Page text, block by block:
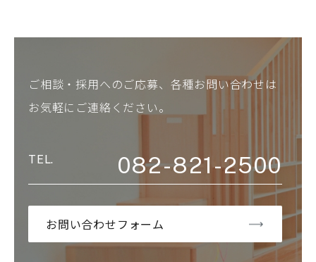
ご相談・採用へのご応募、各種お問い合わせは
お気軽にご連絡ください。
082-821-2500
お問い合わせフォーム